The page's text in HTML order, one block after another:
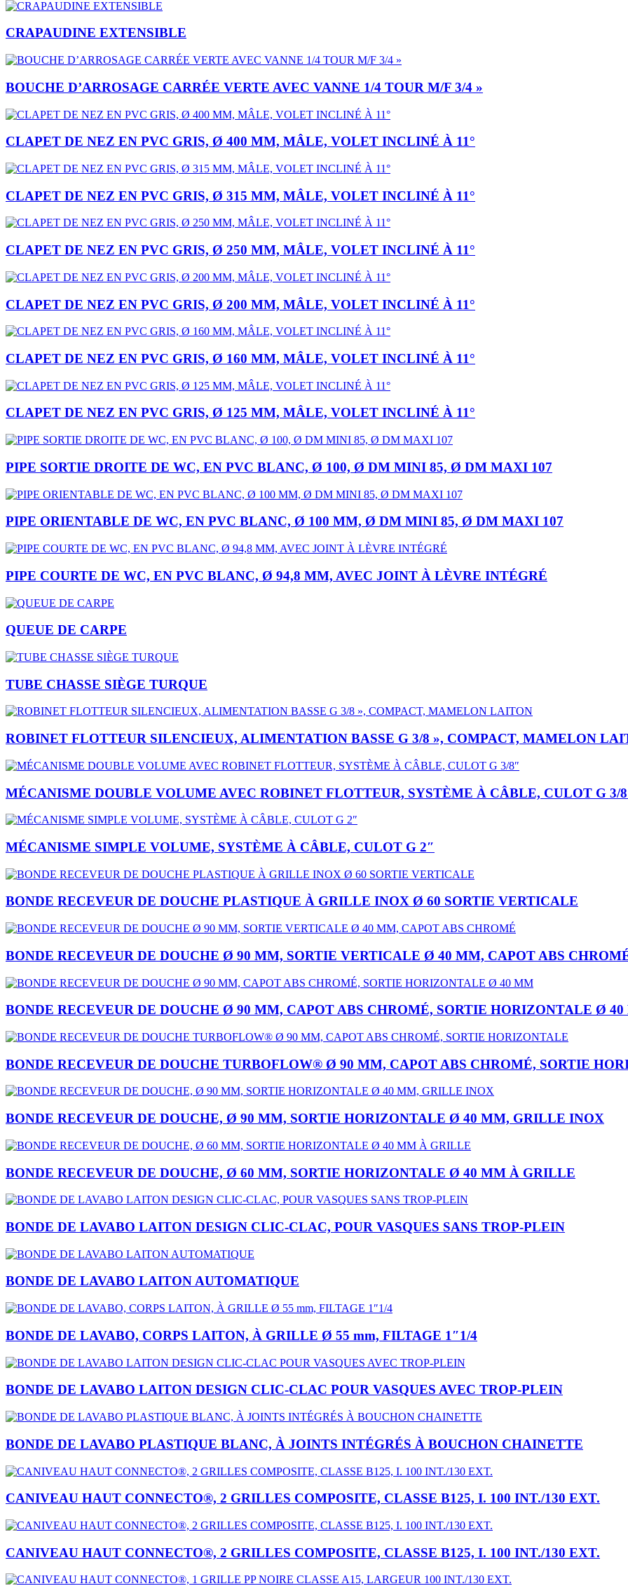
CRAPAUDINE EXTENSIBLE
BOUCHE D’ARROSAGE CARRÉE VERTE AVEC VANNE 1/4 TOUR M/F 3/4 »
CLAPET DE NEZ EN PVC GRIS, Ø 400 MM, MÂLE, VOLET INCLINÉ À 11°
CLAPET DE NEZ EN PVC GRIS, Ø 315 MM, MÂLE, VOLET INCLINÉ À 11°
CLAPET DE NEZ EN PVC GRIS, Ø 250 MM, MÂLE, VOLET INCLINÉ À 11°
CLAPET DE NEZ EN PVC GRIS, Ø 200 MM, MÂLE, VOLET INCLINÉ À 11°
CLAPET DE NEZ EN PVC GRIS, Ø 160 MM, MÂLE, VOLET INCLINÉ À 11°
CLAPET DE NEZ EN PVC GRIS, Ø 125 MM, MÂLE, VOLET INCLINÉ À 11°
PIPE SORTIE DROITE DE WC, EN PVC BLANC, Ø 100, Ø DM MINI 85, Ø DM MAXI 107
PIPE ORIENTABLE DE WC, EN PVC BLANC, Ø 100 MM, Ø DM MINI 85, Ø DM MAXI 107
PIPE COURTE DE WC, EN PVC BLANC, Ø 94,8 MM, AVEC JOINT À LÈVRE INTÉGRÉ
QUEUE DE CARPE
TUBE CHASSE SIÈGE TURQUE
ROBINET FLOTTEUR SILENCIEUX, ALIMENTATION BASSE G 3/8 », COMPACT, MAMELON
MÉCANISME DOUBLE VOLUME AVEC ROBINET FLOTTEUR, SYSTÈME À CÂBLE, CULOT G 3/
MÉCANISME SIMPLE VOLUME, SYSTÈME À CÂBLE, CULOT G 2″
BONDE RECEVEUR DE DOUCHE PLASTIQUE À GRILLE INOX Ø 60 SORTIE VERTICALE
BONDE RECEVEUR DE DOUCHE Ø 90 MM, SORTIE VERTICALE Ø 40 MM, CAPOT ABS
BONDE RECEVEUR DE DOUCHE Ø 90 MM, CAPOT ABS CHROMÉ, SORTIE HORIZONTALE Ø
BONDE RECEVEUR DE DOUCHE TURBOFLOW® Ø 90 MM, CAPOT ABS CHROMÉ, SORTIE
BONDE RECEVEUR DE DOUCHE, Ø 90 MM, SORTIE HORIZONTALE Ø 40 MM, GRILLE INOX
BONDE RECEVEUR DE DOUCHE, Ø 60 MM, SORTIE HORIZONTALE Ø 40 MM À GRILLE
BONDE DE LAVABO LAITON DESIGN CLIC-CLAC, POUR VASQUES SANS TROP-PLEIN
BONDE DE LAVABO LAITON AUTOMATIQUE
BONDE DE LAVABO, CORPS LAITON, À GRILLE Ø 55 mm, FILTAGE 1″1/4
BONDE DE LAVABO LAITON DESIGN CLIC-CLAC POUR VASQUES AVEC TROP-PLEIN
BONDE DE LAVABO PLASTIQUE BLANC, À JOINTS INTÉGRÉS À BOUCHON CHAINETTE
CANIVEAU HAUT CONNECTO®, 2 GRILLES COMPOSITE, CLASSE B125, I. 100 INT./130 EXT.
CANIVEAU HAUT CONNECTO®, 2 GRILLES COMPOSITE, CLASSE B125, I. 100 INT./130 EXT.